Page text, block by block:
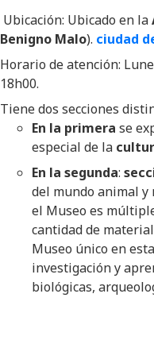
Ubicación: Ubicado en la
Benigno Malo). ciudad
Horario de atención:
18h00.
Tiene dos secciones
En la primera se
especial de la
En la segunda:
del mundo animal
el Museo es
cantidad de
Museo único en
investigación y
biológicas,